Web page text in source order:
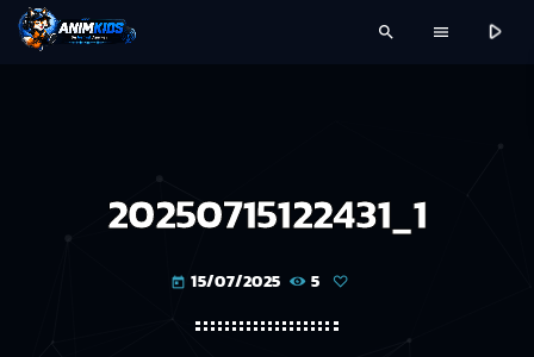
search menu play_arrow
20250715122431_1
today 15/07/2025 5